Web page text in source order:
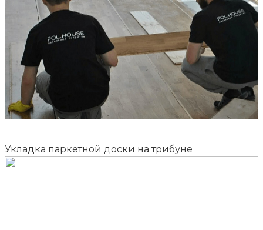
Укладка паркетной доски на трибуне